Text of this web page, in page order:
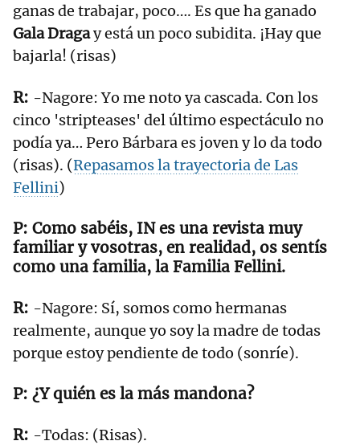
ganas de trabajar, poco…. Es que ha ganado
Gala Dragay está un poco subidita. ¡Hay que
bajarla! (risas)
-Nagore: Yo me noto ya cascada. Con los
cinco 'stripteases' del último espectáculo no
podía ya… Pero Bárbara es joven y lo da todo
(risas). (Repasamos la trayectoria de Las
Fellini)
Como sabéis, IN es una revista muy
familiar y vosotras, en realidad, os sentís
como una familia, la Familia Fellini.
-Nagore: Sí, somos como hermanas
realmente, aunque yo soy la madre de todas
porque estoy pendiente de todo (sonríe).
¿Y quién es la más mandona?
-Todas: (Risas).